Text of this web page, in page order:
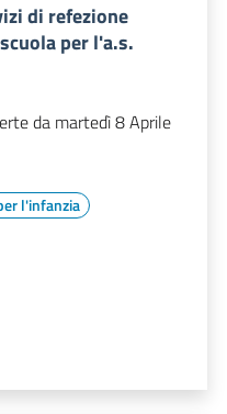
di refezione
per l'a.s.
da martedì 8 Aprile
l'infanzia